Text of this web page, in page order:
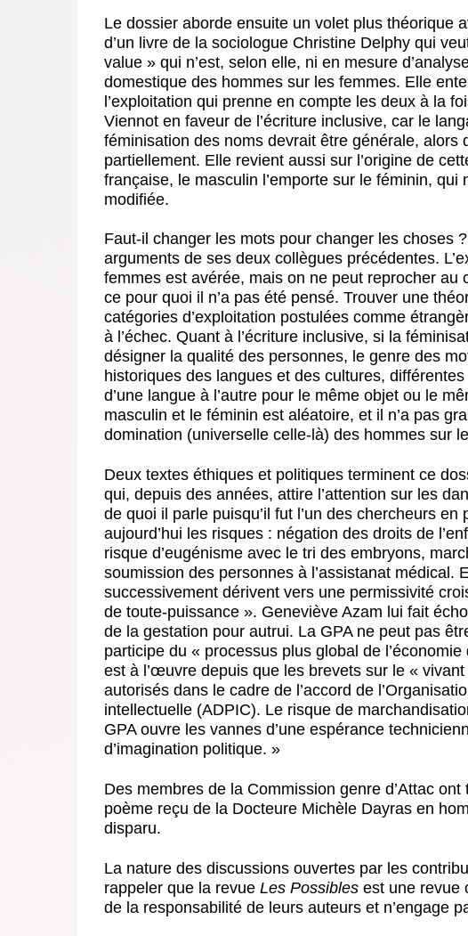
Le dossier aborde ensuite un volet plus théorique
d’un livre de la sociologue Christine Delphy qui
value » qui n’est, selon elle, ni en mesure
domestique des hommes sur les femmes. Elle
l’exploitation qui prenne en compte les deux à la
Viennot en faveur de l’écriture inclusive, car le
féminisation des noms devrait être générale, alors
partiellement. Elle revient aussi sur l’origine de
française, le masculin l’emporte sur le féminin, qui
modifiée.
Faut-il changer les mots pour changer les choses
arguments de ses deux collègues précédentes.
femmes est avérée, mais on ne peut reprocher
ce pour quoi il n’a pas été pensé. Trouver une
catégories d’exploitation postulées comme
à l’échec. Quant à l’écriture inclusive, si la
désigner la qualité des personnes, le genre des
historiques des langues et des cultures,
d’une langue à l’autre pour le même objet ou le
masculin et le féminin est aléatoire, et il n’a pas
domination (universelle celle-là) des hommes sur
Deux textes éthiques et politiques terminent ce
qui, depuis des années, attire l’attention sur les
de quoi il parle puisqu’il fut l’un des chercheurs
aujourd’hui les risques : négation des droits de
risque d’eugénisme avec le tri des embryons,
soumission des personnes à l’assistanat médical.
successivement dérivent vers une permissivité
de toute-puissance ». Geneviève Azam lui fait
de la gestation pour autrui. La GPA ne peut pas
participe du « processus plus global de
est à l’œuvre depuis que les brevets sur le «
autorisés dans le cadre de l’accord de
intellectuelle (ADPIC). Le risque de
GPA ouvre les vannes d’une espérance
d’imagination politique. »
Des membres de la Commission genre d’Attac
poème reçu de la Docteure Michèle Dayras en
disparu.
La nature des discussions ouvertes par les
rappeler que la revue Les Possibles est une revue
de la responsabilité de leurs auteurs et n’engage